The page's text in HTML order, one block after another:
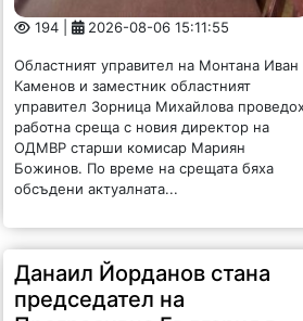
194 | 2026-08-06 15:11:55
Областният управител на Монтана Иван
Каменов и заместник областният
управител Зорница Михайлова
работна среща с новия директор на
ОДМВР старши комисар Мариян
Божинов. По време на срещата бяха
обсъдени актуалната...
Данаил Йорданов стана
председател на